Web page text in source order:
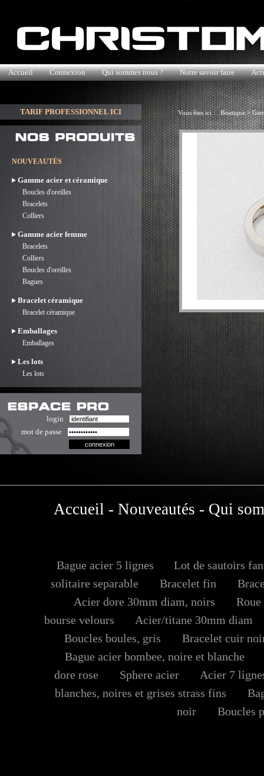
Accueil Connexion Qui sommes nous ? Notre savoir faire
TARIF PROFESSIONNEL ICI
NOUVEAUTÉS
Gamme acier et céramique
Boucles d'oreilles
Bracelets
Colliers
Gamme acier femme
Bracelets
Colliers
Boucles d'oreilles
Bagues
Bracelet céramique
Bracelet céramique
Emballages
Emballages
Les lots
Les lots
login
mot de passe
Vous êtes ici :Boutique>
Accueil - Nouveautés - Qui
Bague acier 5 lignes
Lot de sautoirs
solitaire separable
Bracelet fin
Acier dore 30mm diam, noirs
Roue
bourse velours
Acier/titane 30mm diam
Boucles boules, gris
Bracelet cuir
Bague acier bombee, noire et blanche
dore rose
Sphere acier
Acier 7
blanches, noires et grises strass fins
noir
Boucles